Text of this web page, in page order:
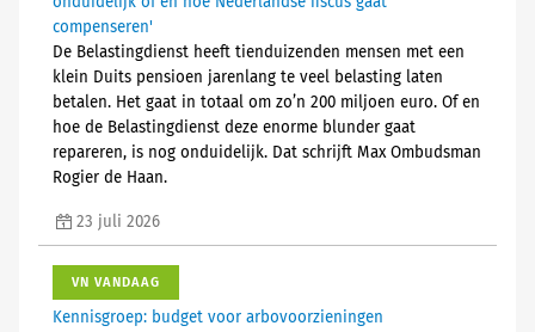
compenseren'
De Belastingdienst heeft tienduizenden mensen met een
klein Duits pensioen jarenlang te veel belasting laten
betalen. Het gaat in totaal om zo’n 200 miljoen euro. Of en
hoe de Belastingdienst deze enorme blunder gaat
repareren, is nog onduidelijk. Dat schrijft Max Ombudsman
Rogier de Haan.
23 juli 2026
VN VANDAAG
Kennisgroep: budget voor arbovoorzieningen